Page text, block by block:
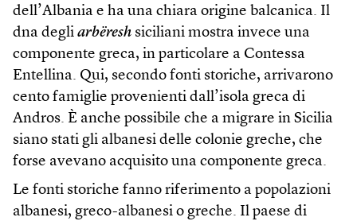
dell’Albania e ha una chiara origine balcanica. Il
dna degli arbëresh siciliani mostra invece una
componente greca, in particolare a Contessa
Entellina. Qui, secondo fonti storiche, arrivarono
cento famiglie provenienti dall’isola greca di
Andros. È anche possibile che a migrare in Sicilia
siano stati gli albanesi delle colonie greche, che
forse avevano acquisito una componente greca.
Le fonti storiche fanno riferimento a popolazioni
albanesi, greco-albanesi o greche. Il paese di